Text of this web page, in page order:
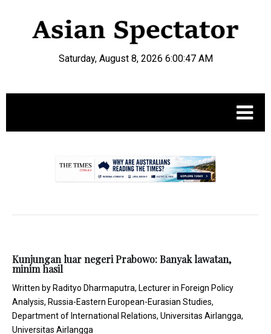
Saturday, August 8, 2026 6:00:48 AM
Kunjungan luar negeri Prabowo: Banyak lawatan,
minim hasil
Written by Radityo Dharmaputra, Lecturer in Foreign Policy
Analysis, Russia-Eastern European-Eurasian Studies,
Department of International Relations, Universitas Airlangga,
Universitas Airlangga